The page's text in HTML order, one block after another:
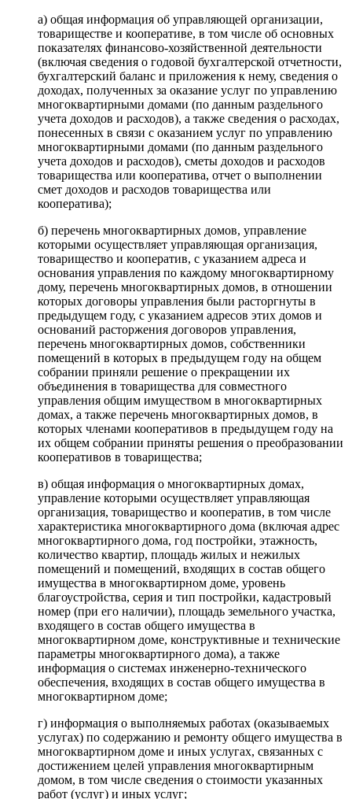
а) общая информация об управляющей организации,
товариществе и кооперативе, в том числе об основных
показателях финансово-хозяйственной деятельности
(включая сведения о годовой бухгалтерской отчетности,
бухгалтерский баланс и приложения к нему, сведения о
доходах, полученных за оказание услуг по управлению
многоквартирными домами (по данным раздельного
учета доходов и расходов), а также сведения о расходах,
понесенных в связи с оказанием услуг по управлению
многоквартирными домами (по данным раздельного
учета доходов и расходов), сметы доходов и расходов
товарищества или кооператива, отчет о выполнении
смет доходов и расходов товарищества или
кооператива);
б) перечень многоквартирных домов, управление
которыми осуществляет управляющая организация,
товарищество и кооператив, с указанием адреса и
основания управления по каждому многоквартирному
дому, перечень многоквартирных домов, в отношении
которых договоры управления были расторгнуты в
предыдущем году, с указанием адресов этих домов и
оснований расторжения договоров управления,
перечень многоквартирных домов, собственники
помещений в которых в предыдущем году на общем
собрании приняли решение о прекращении их
объединения в товарищества для совместного
управления общим имуществом в многоквартирных
домах, а также перечень многоквартирных домов, в
которых членами кооперативов в предыдущем году на
их общем собрании приняты решения о преобразовании
кооперативов в товарищества;
в) общая информация о многоквартирных домах,
управление которыми осуществляет управляющая
организация, товарищество и кооператив, в том числе
характеристика многоквартирного дома (включая адрес
многоквартирного дома, год постройки, этажность,
количество квартир, площадь жилых и нежилых
помещений и помещений, входящих в состав общего
имущества в многоквартирном доме, уровень
благоустройства, серия и тип постройки, кадастровый
номер (при его наличии), площадь земельного участка,
входящего в состав общего имущества в
многоквартирном доме, конструктивные и технические
параметры многоквартирного дома), а также
информация о системах инженерно-технического
обеспечения, входящих в состав общего имущества в
многоквартирном доме;
г) информация о выполняемых работах (оказываемых
услугах) по содержанию и ремонту общего имущества в
многоквартирном доме и иных услугах, связанных с
достижением целей управления многоквартирным
домом, в том числе сведения о стоимости указанных
работ (услуг) и иных услуг;